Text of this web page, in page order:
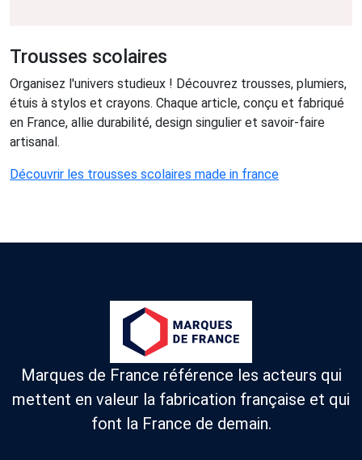
Trousses scolaires
Organisez l'univers studieux ! Découvrez trousses, plumiers,
étuis à stylos et crayons. Chaque article, conçu et fabriqué
en France, allie durabilité, design singulier et savoir-faire
artisanal.
Découvrir les trousses scolaires made in france
Marques de France référence les acteurs qui
mettent en valeur la fabrication française et qui
font la France de demain.